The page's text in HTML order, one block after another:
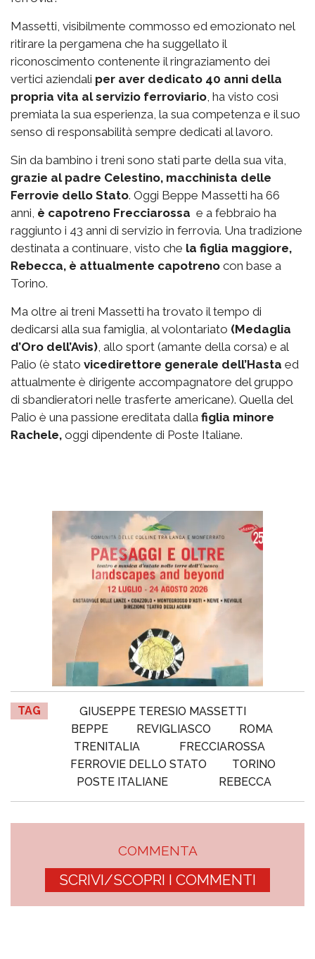
Massetti, visibilmente commosso ed emozionato nel
ritirare la pergamena che ha suggellato il
riconoscimento contenente il ringraziamento dei
vertici aziendali per aver dedicato 40 anni della
propria vita al servizio ferroviario, ha visto così
premiata la sua esperienza, la sua competenza e il suo
senso di responsabilità sempre dedicati al lavoro.
Sin da bambino i treni sono stati parte della sua vita,
grazie al padre Celestino, macchinista delle
Ferrovie dello Stato. Oggi Beppe Massetti ha 66
anni, è capotreno Frecciarossa e a febbraio ha
raggiunto i 43 anni di servizio in ferrovia. Una tradizione
destinata a continuare, visto che la figlia maggiore,
Rebecca, è attualmente capotreno con base a
Torino.
Ma oltre ai treni Massetti ha trovato il tempo di
dedicarsi alla sua famiglia, al volontariato (Medaglia
d’Oro dell’Avis), allo sport (amante della corsa) e al
Palio (è stato vicedirettore generale dell’Hasta ed
attualmente è dirigente accompagnatore del gruppo
di sbandieratori nelle trasferte americane). Quella del
Palio è una passione ereditata dalla figlia minore
Rachele, oggi dipendente di Poste Italiane.
TAG
GIUSEPPE TERESIO MASSETTI
BEPPE
REVIGLIASCO
ROMA
TRENITALIA
FRECCIAROSSA
FERROVIE DELLO STATO
TORINO
POSTE ITALIANE
REBECCA
COMMENTA
SCRIVI/SCOPRI I COMMENTI